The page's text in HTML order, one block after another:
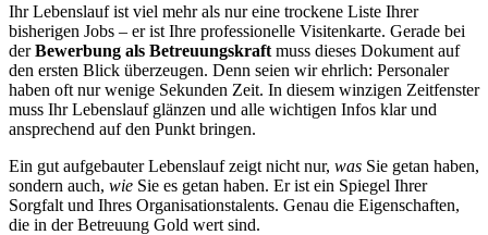
Ihr Lebenslauf ist viel mehr als nur eine trockene Liste Ihrer
bisherigen Jobs – er ist Ihre professionelle Visitenkarte. Gerade bei
derBewerbung als Betreuungskraft muss dieses Dokument auf
den ersten Blick überzeugen. Denn seien wir ehrlich: Personaler
haben oft nur wenige Sekunden Zeit. In diesem winzigen Zeitfenster
muss Ihr Lebenslauf glänzen und alle wichtigen Infos klar und
ansprechend auf den Punkt bringen.
Ein gut aufgebauter Lebenslauf zeigt nicht nur, was Sie getan haben,
sondern auch, wie Sie es getan haben. Er ist ein Spiegel Ihrer
Sorgfalt und Ihres Organisationstalents. Genau die Eigenschaften,
die in der Betreuung Gold wert sind.